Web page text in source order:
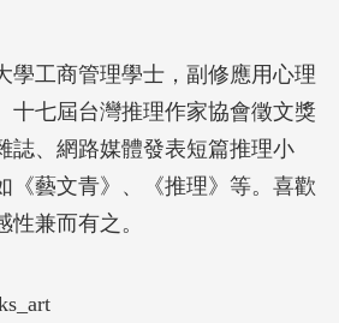
學工商管理學士，副修應用心理
十七屆台灣推理作家協會徵文獎
誌、網路媒體發表短篇推理小
《藝文青》、《推理》等。喜歡
兼而有之。